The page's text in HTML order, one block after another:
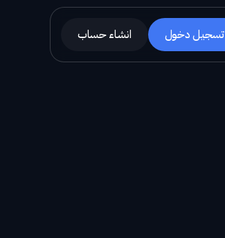
تسجيل دخول انشاء حساب